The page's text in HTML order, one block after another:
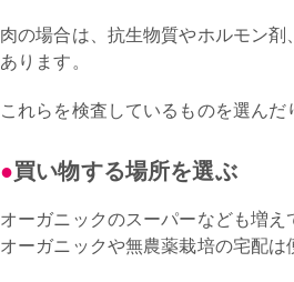
肉の場合は、抗生物質やホルモン
あります。
これらを検査しているものを選ん
買い物する場所を選ぶ
オーガニックのスーパーなども増
オーガニックや無農薬栽培の宅配は